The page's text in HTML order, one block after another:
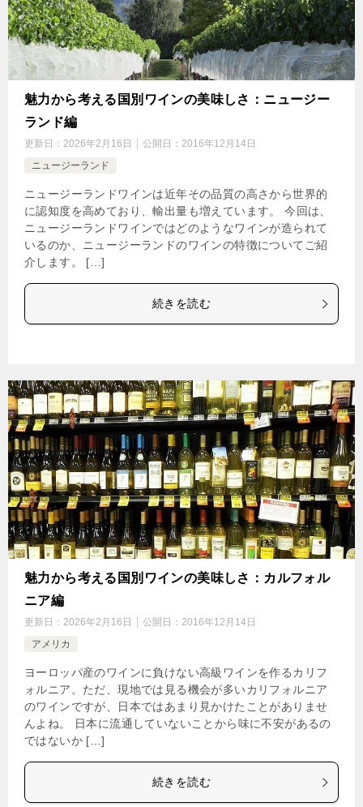
魅力から考える国別ワインの美味しさ：ニュージー
ランド編
更新日： 2026年2月16日 公開日： 2016年12月14日
ニュージーランド
ニュージーランドワインは近年その品質の高さから世界的
に認知度を高めており、輸出量も増えています。 今回は、
ニュージーランドワインではどのようなワインが造られて
いるのか、ニュージーランドのワインの特徴についてご紹
介します。 […]
続きを読む
魅力から考える国別ワインの美味しさ：カルフォル
ニア編
更新日： 2026年2月16日 公開日： 2016年12月14日
アメリカ
ヨーロッパ産のワインに負けない高級ワインを作るカリフ
ォルニア。ただ、現地では見る機会が多いカリフォルニア
のワインですが、日本ではあまり見かけたことがありませ
んよね。 日本に流通していないことから味に不安があるの
ではないか […]
続きを読む